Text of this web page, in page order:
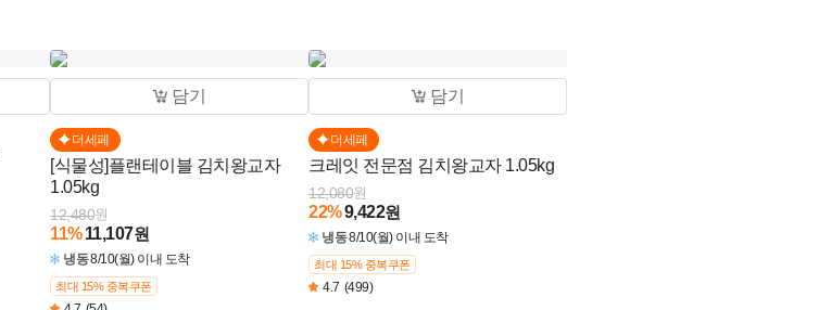
담기
더세페
[식물성]플랜테이블 김치왕교자
1.05kg
11% 11,107원
12,480원
냉동8/10(월) 이내 도착
최대 15% 중복쿠폰
담기
더세페
크레잇 전문점 김치왕교자 1.05kg
22%9,422원
12,080원
냉동8/10(월) 이내 도착
최대 15% 중복쿠폰
4.7 (499)